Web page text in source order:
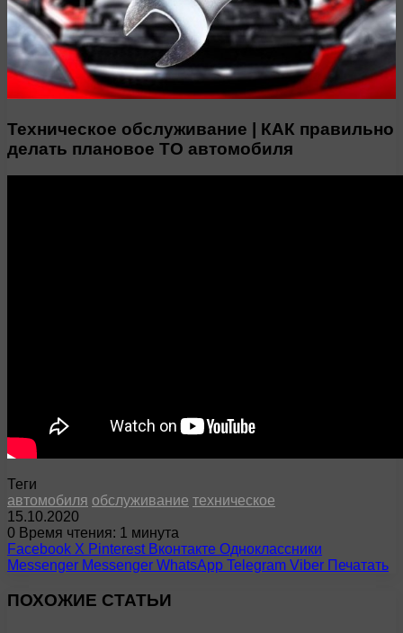
Техническое обслуживание | КАК правильно
делать плановое ТО автомобиля
Теги
автомобиля обслуживание техническое
15.10.2020
0 Время чтения: 1 минута
Facebook X Pinterest Вконтакте Одноклассники
Messenger Messenger WhatsApp Telegram Viber Печатать
ПОХОЖИЕ СТАТЬИ